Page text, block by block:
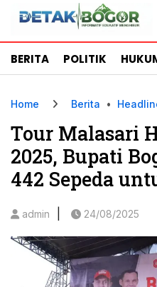
BERITA POLITIK
Home Berita •
Tour Malasari
2025, Bupati
442 Sepeda
admin 24/08/2025